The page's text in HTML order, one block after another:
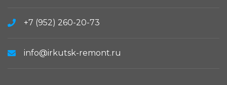
+7 (952) 260-20-73
info@irkutsk-remont.ru